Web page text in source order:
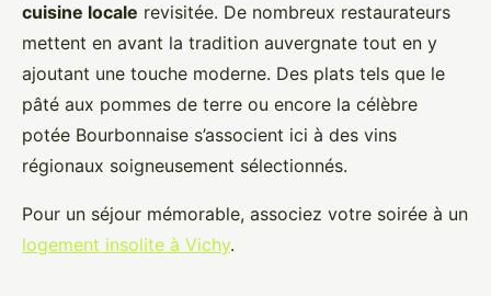
cuisine locale revisitée. De nombreux restaurateurs
mettent en avant la tradition auvergnate tout en y
ajoutant une touche moderne. Des plats tels que le
pâté aux pommes de terre ou encore la célèbre
potée Bourbonnaise s’associent ici à des vins
régionaux soigneusement sélectionnés.
Pour un séjour mémorable, associez votre soirée à un
logement insolite à Vichy.